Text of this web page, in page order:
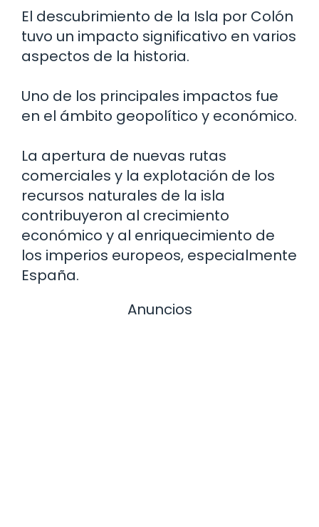
El descubrimiento de la Isla por Colón
tuvo un impacto significativo en varios
aspectos de la historia.
Uno de los principales impactos fue
en el ámbito geopolítico y económico.
La apertura de nuevas rutas
comerciales y la explotación de los
recursos naturales de la isla
contribuyeron al crecimiento
económico y al enriquecimiento de
los imperios europeos, especialmente
España.
Anuncios